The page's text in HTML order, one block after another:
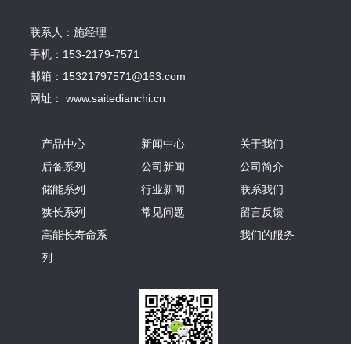
联系人：施经理
手机：153-2179-7571
邮箱：15321797571@163.com
网址： www.saitedianchi.cn
产品中心
后备系列
储能系列
狭长系列
高能长寿命系
列
新闻中心
公司新闻
行业新闻
常见问题
关于我们
公司简介
联系我们
留言反馈
我们的服务